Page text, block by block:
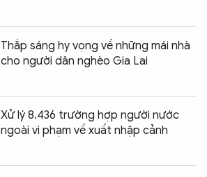
Thắp sáng hy vọng về những mái nhà
cho người dân nghèo Gia Lai
Xử lý 8.436 trường hợp người nước
ngoài vi phạm về xuất nhập cảnh